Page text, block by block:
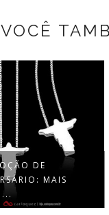
VOCÊ